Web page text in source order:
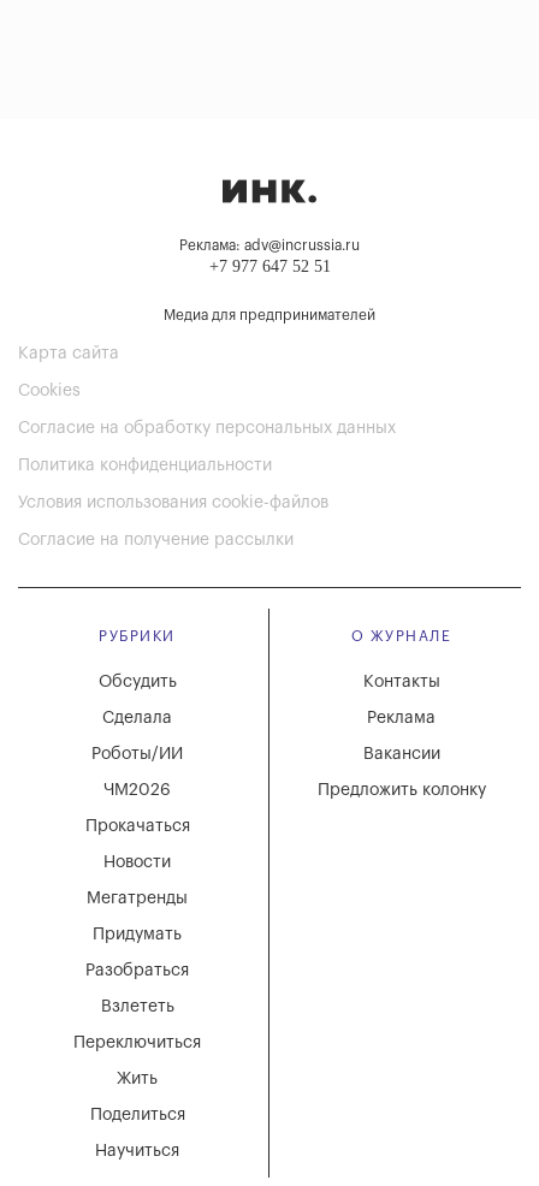
Реклама: adv@incrussia.ru
+7 977 647 52 51
Медиа для предпринимателей
Карта сайта
Cookies
Согласие на обработку персональных данных
Политика конфиденциальности
Условия использования cookie-файлов
Согласие на получение рассылки
РУБРИКИ
Мегатренды
Придумать
Разобраться
Взлететь
Новости
Переключиться
Жить
Поделиться
Научиться
Обсудить
Сделала
Роботы/ИИ
ЧМ2026
Прокачаться
О ЖУРНАЛЕ
Вакансии
Реклама
Контакты
Предложить колонку